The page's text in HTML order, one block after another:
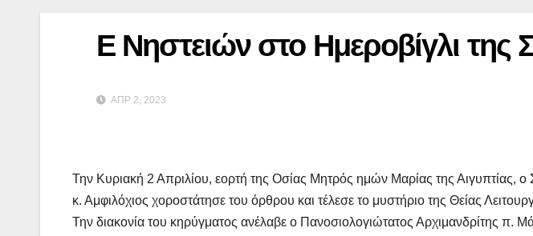
Ε Νηστειών στο Ημεροβίγλι της
ΑΠΡ 2, 2023
Την Κυριακή 2 Απριλίου, εορτή της Οσίας Μητρός ημών Μαρίας της
κ. Αμφιλόχιος χοροστάτησε του όρθρου και τέλεσε το μυστήριο της Θείας
Την διακονία του κηρύγματος ανέλαβε ο Πανοσιολογιώτατος Αρχιμανδρίτης